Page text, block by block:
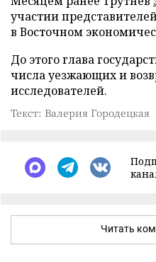
участии
в Восточном
До этого глава
числа уезжающих и
исследователей.
Текст: Валерия Городецкая
Читать